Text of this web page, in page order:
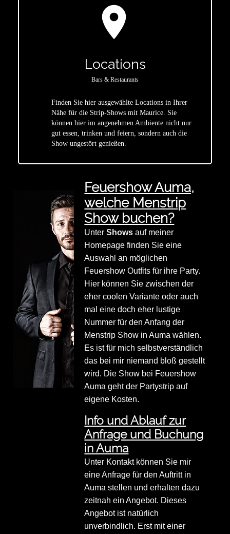
location_on
Locations
Bars & Restaurants
Finden Sie hier ausgewählte Locations in Ihrer
Nähe für die Strip-Shows mit Maurice. Sie
können hier im angenehmen Ambiente nicht nur
gut essen, trinken und feiern, sondern auch die
Show ungestört genießen.
Feuershow Auma,
welche Menstrip
Show buchen?
UnterShows auf meiner
Homepage finden Sie eine
Auswahl an möglichen
Feuershow Outfits für ihre Party.
Hier können Sie zwischen der
eher coolen Variante oder auch
mal eine doch eher lustige
Nummer für den Anfang der
Menstrip Show in Auma wählen.
Es ist für mich selbstverständlich
das bei mir niemand bloß gestellt
wird. Die Show bei Feuershow
Auma geht der Partystrip auf
eigene Kosten.
Info und Ablauf zur
Anfrage und Buchung
in Auma
Unter Kontakt können Sie mir
eine Anfrage für den Auftritt in
Auma stellen und erhalten dazu
zeitnah ein Angebot. Dieses
Angebot ist natürlich
unverbindlich. Erst mit einer